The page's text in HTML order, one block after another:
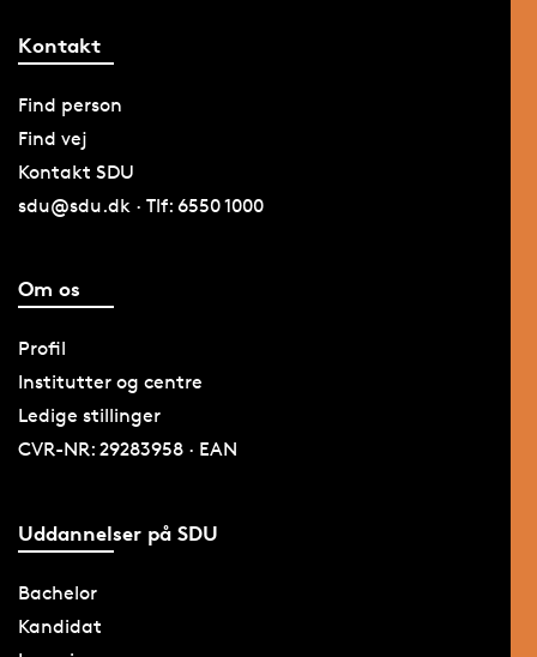
Kontakt
Find person
Find vej
Kontakt SDU
sdu@sdu.dk · Tlf: 6550 1000
Om os
Profil
Institutter og centre
Ledige stillinger
CVR-NR: 29283958 · EAN
Uddannelser på SDU
Bachelor
Kandidat